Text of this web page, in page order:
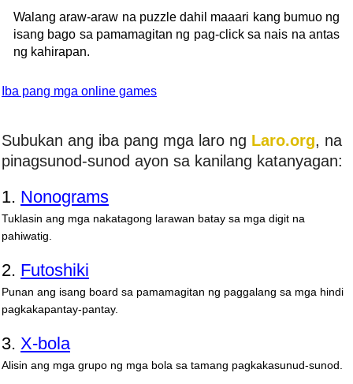
Walang araw-araw na puzzle dahil maaari kang bumuo ng
isang bago sa pamamagitan ng pag-click sa nais na antas
ng kahirapan.
Iba pang mga online games
Subukan ang iba pang mga laro ng Laro.org, na
pinagsunod-sunod ayon sa kanilang katanyagan:
1. Nonograms
Tuklasin ang mga nakatagong larawan batay sa mga digit na
pahiwatig.
2. Futoshiki
Punan ang isang board sa pamamagitan ng paggalang sa mga hindi
pagkakapantay-pantay.
3. X-bola
Alisin ang mga grupo ng mga bola sa tamang pagkakasunud-sunod.